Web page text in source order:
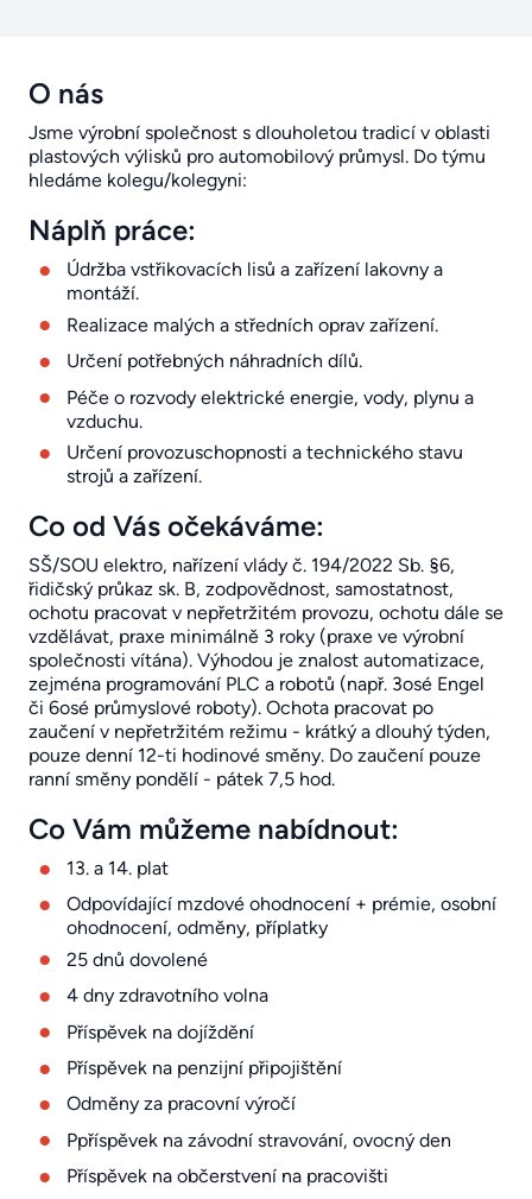
O nás
Jsme výrobní společnost s dlouholetou tradicí v oblasti
plastových výlisků pro automobilový průmysl. Do týmu
hledáme kolegu/kolegyni:
Náplň práce:
Údržba vstřikovacích lisů a zařízení lakovny a
montáží.
Realizace malých a středních oprav zařízení.
Určení potřebných náhradních dílů.
Péče o rozvody elektrické energie, vody, plynu a
vzduchu.
Určení provozuschopnosti a technického stavu
strojů a zařízení.
Co od Vás očekáváme:
SŠ/SOU elektro, nařízení vlády č. 194/2022 Sb. §6,
řidičský průkaz sk. B, zodpovědnost, samostatnost,
ochotu pracovat v nepřetržitém provozu, ochotu dále se
vzdělávat, praxe minimálně 3 roky (praxe ve výrobní
společnosti vítána). Výhodou je znalost automatizace,
zejména programování PLC a robotů (např. 3osé Engel
či 6osé průmyslové roboty). Ochota pracovat po
zaučení v nepřetržitém režimu - krátký a dlouhý týden,
pouze denní 12-ti hodinové směny. Do zaučení pouze
ranní směny pondělí - pátek 7,5 hod.
Co Vám můžeme nabídnout:
13. a 14. plat
Odpovídající mzdové ohodnocení + prémie, osobní
ohodnocení, odměny, příplatky
25 dnů dovolené
4 dny zdravotního volna
Příspěvek na dojíždění
Příspěvek na penzijní připojištění
Odměny za pracovní výročí
Ppříspěvek na závodní stravování, ovocný den
Příspěvek na občerstvení na pracovišti